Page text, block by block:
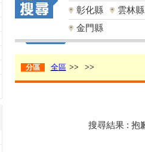
彰化縣
雲林縣
金門縣
分區 全區 >> >>
搜尋結果 : 抱